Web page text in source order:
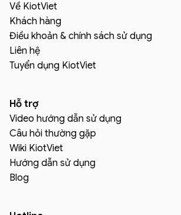
Về KiotViet
Khách hàng
Điều khoản & chính sách sử dụng
Liên hệ
Tuyển dụng KiotViet
Hỗ trợ
Video hướng dẫn sử dụng
Câu hỏi thường gặp
Wiki KiotViet
Hướng dẫn sử dụng
Blog